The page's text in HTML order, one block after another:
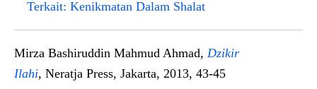
Terkait: Kenikmatan Dalam Shalat
Mirza Bashiruddin Mahmud Ahmad, Dzikir
Ilahi, Neratja Press, Jakarta, 2013, 43-45